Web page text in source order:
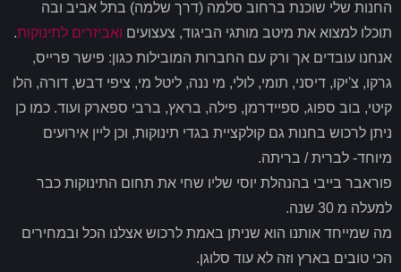
החנות שלי שוכנת ברחוב סלמה (דרך שלמה) בתל אביב ובה
תוכלו למצוא את מיטב מותגי הביגוד, צעצועים ואביזרים לתינוקות.
אנחנו עובדים אך ורק עם החברות המובילות כגון: פישר פרייס,
גרקו, צ'יקו, דיסני, תומי, לולי, מי ננה, ליטל מי, ציפי דבש, דורה, הלו
קיטי, בוב ספוג, ספיידרמן, פילה, בראץ, ברבי ספארק ועוד. כמו כן
ניתן לרכוש בחנות גם קולקציית בגדי תינוקות, וכן ליין אירועים
מיוחד- לברית / בריתה.
פוראבר בייבי בהנהלת יוסי שליו שחי את תחום התינוקות כבר
למעלה מ 30 שנה.
מה שמייחד אותנו הוא שניתן באמת לרכוש אצלנו הכל ובמחירים
הכי טובים בארץ וזה לא עוד סלוגן.